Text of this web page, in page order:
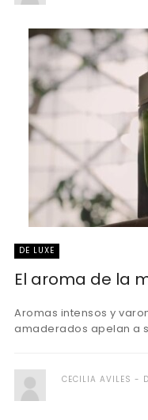
DE LUXE
El aroma de la
Aromas intensos y
amaderados apelan a
CECILIA AVILES